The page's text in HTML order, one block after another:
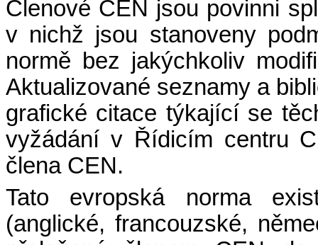
Členové CEN jsou povinni
v nichž jsou stanoveny
normě bez jakýchkoliv
Aktualizované seznamy a
grafické citace týkající se
vyžádání v Řídicím centru
člena CEN.
Tato evropská norma
(anglické, francouzské,